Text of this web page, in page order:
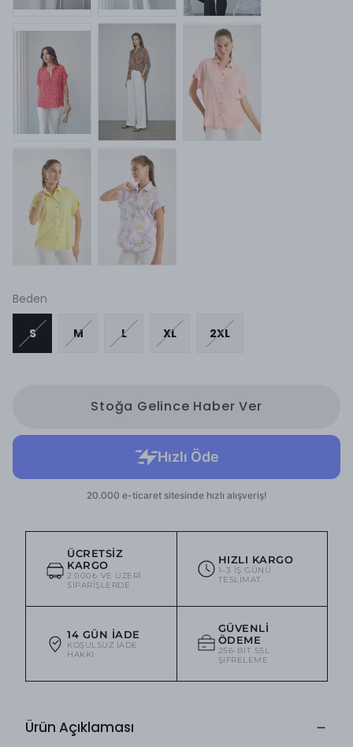
Beden
S M L XL 2XL
Stoğa Gelince Haber Ver
ÜCRETSIZ
KARGO
2.000₺ VE ÜZERI
SIPARIŞLERDE
HIZLI KARGO
1–3 IŞ GÜNÜ
TESLIMAT
14 GÜN İADE
KOŞULSUZ IADE
HAKKI
GÜVENLI
ÖDEME
256-BIT SSL
ŞIFRELEME
Ürün Açıklaması